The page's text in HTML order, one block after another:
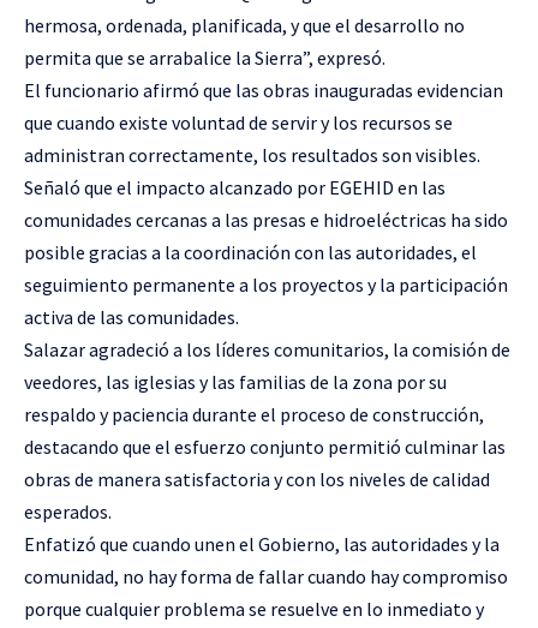
hermosa, ordenada, planificada, y que el desarrollo no
permita que se arrabalice la Sierra”, expresó.
El funcionario afirmó que las obras inauguradas evidencian
que cuando existe voluntad de servir y los recursos se
administran correctamente, los resultados son visibles.
Señaló que el impacto alcanzado por EGEHID en las
comunidades cercanas a las presas e hidroeléctricas ha sido
posible gracias a la coordinación con las autoridades, el
seguimiento permanente a los proyectos y la participación
activa de las comunidades.
Salazar agradeció a los líderes comunitarios, la comisión de
veedores, las iglesias y las familias de la zona por su
respaldo y paciencia durante el proceso de construcción,
destacando que el esfuerzo conjunto permitió culminar las
obras de manera satisfactoria y con los niveles de calidad
esperados.
Enfatizó que cuando unen el Gobierno, las autoridades y la
comunidad, no hay forma de fallar cuando hay compromiso
porque cualquier problema se resuelve en lo inmediato y